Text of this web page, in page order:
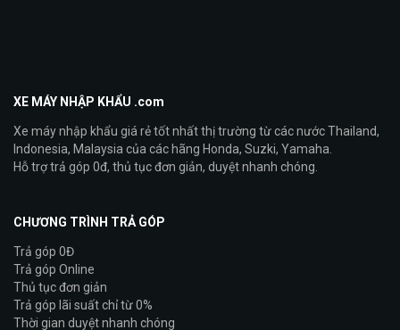
XE MÁY NHẬP KHẨU .com
Xe máy nhập khẩu giá rẻ tốt nhất thị trường từ các nước Thailand,
Indonesia, Malaysia của các hãng Honda, Suzki, Yamaha.
Hỗ trợ trả góp 0đ, thủ tục đơn giản, duyệt nhanh chóng.
CHƯƠNG TRÌNH TRẢ GÓP
Trả góp 0Đ
Trả góp Online
Thủ tục đơn giản
Trả góp lãi suất chỉ từ 0%
Thời gian duyệt nhanh chóng